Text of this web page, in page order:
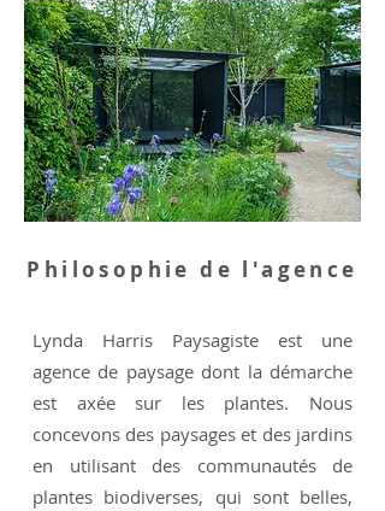
Philosophie de l'agence
Lynda Harris Paysagiste est une
agence de paysage dont la démarche
est axée sur les plantes. Nous
concevons des paysages et des jardins
en utilisant des communautés de
plantes biodiverses, qui sont belles,